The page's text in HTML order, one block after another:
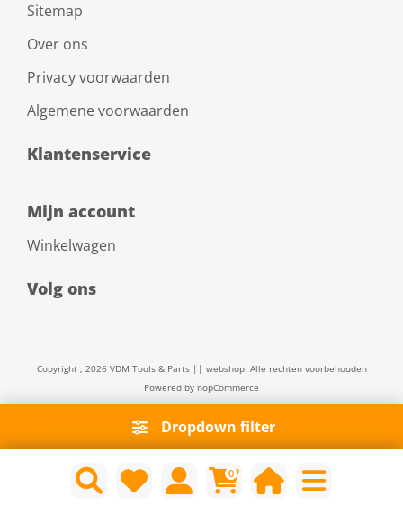
0
Dropdown filter
Sitemap
Over ons
Privacy voorwaarden
Algemene voorwaarden
Klantenservice
Mijn account
Winkelwagen
Volg ons
Copyright ; 2026 VDM Tools & Parts || webshop. Alle rechten voorbehouden
Powered by nopCommerce